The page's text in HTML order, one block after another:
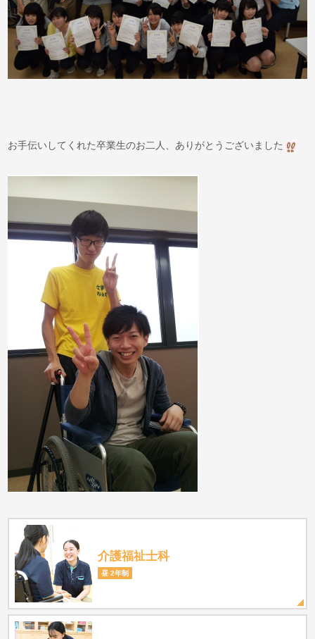
お手伝いしてくれた卒業生のお二人、ありがとうございました
介護福祉士科
昼 2年制